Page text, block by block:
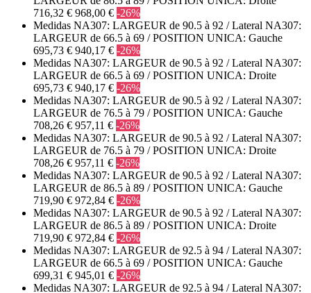
716,32 € 968,00 € -26%
Medidas NA307: LARGEUR de 90.5 à 92 / Lateral NA307:
LARGEUR de 66.5 à 69 / POSITION UNICA: Gauche
695,73 € 940,17 € -26%
Medidas NA307: LARGEUR de 90.5 à 92 / Lateral NA307:
LARGEUR de 66.5 à 69 / POSITION UNICA: Droite
695,73 € 940,17 € -26%
Medidas NA307: LARGEUR de 90.5 à 92 / Lateral NA307:
LARGEUR de 76.5 à 79 / POSITION UNICA: Gauche
708,26 € 957,11 € -26%
Medidas NA307: LARGEUR de 90.5 à 92 / Lateral NA307:
LARGEUR de 76.5 à 79 / POSITION UNICA: Droite
708,26 € 957,11 € -26%
Medidas NA307: LARGEUR de 90.5 à 92 / Lateral NA307:
LARGEUR de 86.5 à 89 / POSITION UNICA: Gauche
719,90 € 972,84 € -26%
Medidas NA307: LARGEUR de 90.5 à 92 / Lateral NA307:
LARGEUR de 86.5 à 89 / POSITION UNICA: Droite
719,90 € 972,84 € -26%
Medidas NA307: LARGEUR de 92.5 à 94 / Lateral NA307:
LARGEUR de 66.5 à 69 / POSITION UNICA: Gauche
699,31 € 945,01 € -26%
Medidas NA307: LARGEUR de 92.5 à 94 / Lateral NA307: